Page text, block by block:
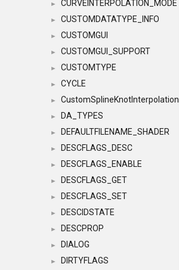
► CURVEINTERPOLATION_MODE
► CUSTOMDATATYPE_INFO
► CUSTOMGUI
► CUSTOMGUI_SUPPORT
► CUSTOMTYPE
► CYCLE
► CustomSplineKnotInterpolation
► DA_TYPES
► DEFAULTFILENAME_SHADER
► DESCFLAGS_DESC
► DESCFLAGS_ENABLE
► DESCFLAGS_GET
► DESCFLAGS_SET
► DESCIDSTATE
► DESCPROP
► DIALOG
► DIRTYFLAGS